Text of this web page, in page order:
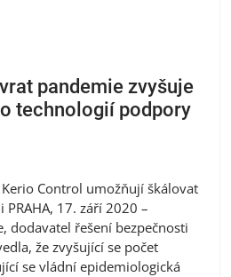
pandemie zvyšuje
technologií podpory
Control umožňují škálovat
17. září 2020 –
dodavatel řešení bezpečnosti
že zvyšující se počet
se vládní epidemiologická